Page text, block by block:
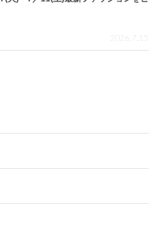
2026.7.15